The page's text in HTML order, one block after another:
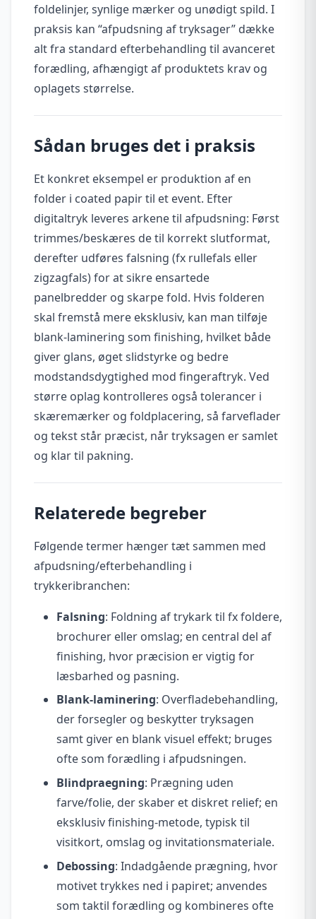
foldelinjer, synlige mærker og unødigt spild. I
praksis kan “afpudsning af tryksager” dække
alt fra standard efterbehandling til avanceret
forædling, afhængigt af produktets krav og
oplagets størrelse.
Sådan bruges det i praksis
Et konkret eksempel er produktion af en
folder i coated papir til et event. Efter
digitaltryk leveres arkene til afpudsning: Først
trimmes/beskæres de til korrekt slutformat,
derefter udføres falsning (fx rullefals eller
zigzagfals) for at sikre ensartede
panelbredder og skarpe fold. Hvis folderen
skal fremstå mere eksklusiv, kan man tilføje
blank-laminering som finishing, hvilket både
giver glans, øget slidstyrke og bedre
modstandsdygtighed mod fingeraftryk. Ved
større oplag kontrolleres også tolerancer i
skæremærker og foldplacering, så farveflader
og tekst står præcist, når tryksagen er samlet
og klar til pakning.
Relaterede begreber
Følgende termer hænger tæt sammen med
afpudsning/efterbehandling i
trykkeribranchen:
Falsning: Foldning af trykark til fx foldere,
brochurer eller omslag; en central del af
finishing, hvor præcision er vigtig for
læsbarhed og pasning.
Blank-laminering: Overfladebehandling,
der forsegler og beskytter tryksagen
samt giver en blank visuel effekt; bruges
ofte som forædling i afpudsningen.
Blindpraegning: Prægning uden
farve/folie, der skaber et diskret relief; en
eksklusiv finishing-metode, typisk til
visitkort, omslag og invitationsmateriale.
Debossing: Indadgående prægning, hvor
motivet trykkes ned i papiret; anvendes
som taktil forædling og kombineres ofte